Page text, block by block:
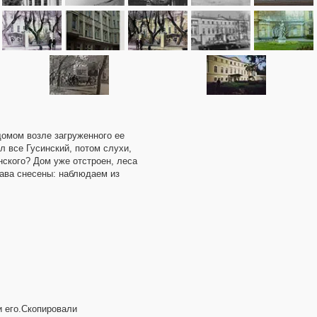
возле загруженного ее
Гусинский, потом слухи,
Дом уже отстроен, леса
снесены: наблюдаем из